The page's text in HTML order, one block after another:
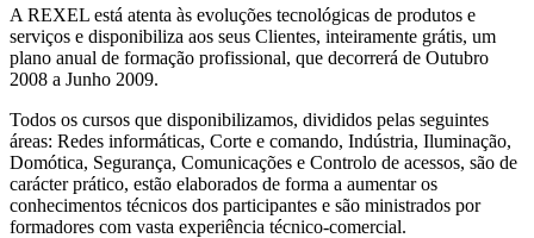
A REXEL está atenta às evoluções tecnológicas de produtos e
serviços e disponibiliza aos seus Clientes, inteiramente grátis, um
plano anual de formação profissional, que decorrerá de Outubro
2008 a Junho 2009.
Todos os cursos que disponibilizamos, divididos pelas seguintes
áreas: Redes informáticas, Corte e comando, Indústria, Iluminação,
Domótica, Segurança, Comunicações e Controlo de acessos, são de
carácter prático, estão elaborados de forma a aumentar os
conhecimentos técnicos dos participantes e são ministrados por
formadores com vasta experiência técnico-comercial.